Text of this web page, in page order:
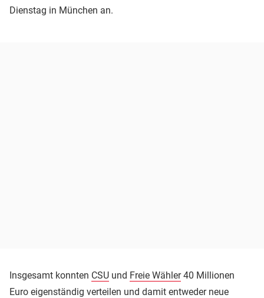
Dienstag in München an.
Insgesamt konnten CSU und Freie Wähler40 Millionen
Euro eigenständig verteilen und damit entweder neue